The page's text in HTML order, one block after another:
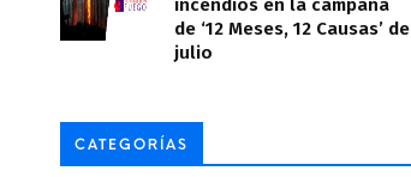
incendios en la campaña
de ‘12 Meses, 12 Causas’ de
julio
CATEGORÍAS